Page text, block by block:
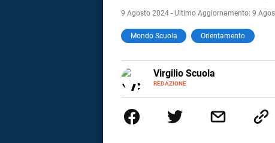
9 Agosto 2024 - Ultimo Aggiornamento: 9
Mondo Scuola Orientamento
Virgilio Scuola
REDAZIONE
E-
MAIL
INSTAGRAM
SITI
dedicato non solo giovani
ed esercizi online, video di